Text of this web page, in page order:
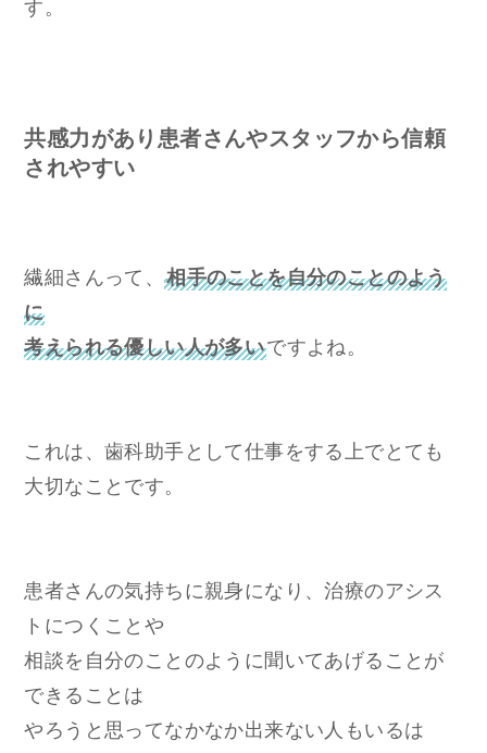
す。
共感力があり患者さんやスタッフから信頼
されやすい
繊細さんって、相手のことを自分のことのよう
に
考えられる優しい人が多いですよね。
これは、歯科助手として仕事をする上でとても
大切なことです。
患者さんの気持ちに親身になり、治療のアシス
トにつくことや
相談を自分のことのように聞いてあげることが
できることは
やろうと思ってなかなか出来ない人もいるは